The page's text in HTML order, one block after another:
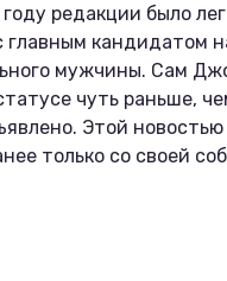
редакции было
главным кандидатом
мужчины. Сам
чуть раньше,
Этой новостью
только со своей